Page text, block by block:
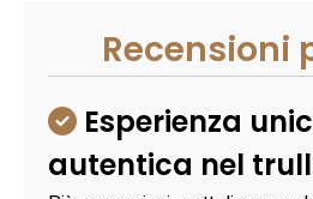
Recensioni
Esperienza
autentica nel